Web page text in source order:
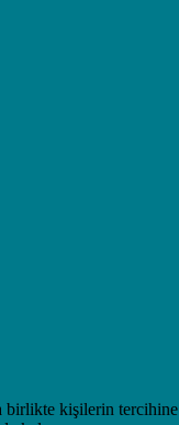
birlikte kişilerin tercihine